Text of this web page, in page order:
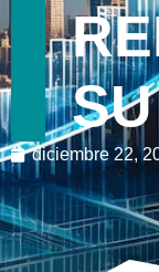
diciembre 22,